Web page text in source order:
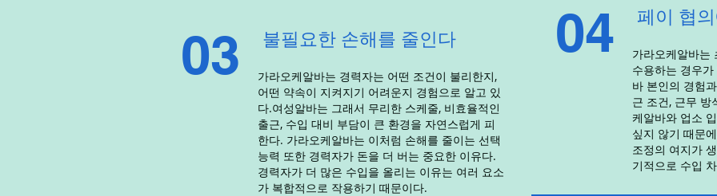
03 불필요한 손해를 줄인다
가라오케알바는 경력자는 어떤 조건이 불리한지,
어떤 약속이 지켜지기 어려운지 경험으로 알고 있
다.여성알바는 그래서 무리한 스케줄, 비효율적인
출근, 수입 대비 부담이 큰 환경을 자연스럽게 피
한다. 가라오케알바는 이처럼 손해를 줄이는 선택
능력 또한 경력자가 돈을 더 버는 중요한 이유다.
경력자가 더 많은 수입을 올리는 이유는 여러 요소
가 복합적으로 작용하기 때문이다.
04 페이 협
가라오케알바는
수용하는 경우
바 본인의 경험
근 조건, 근무 방
케알바와 업소
싶지 않기 때문
조정의 여지가
기적으로 수입